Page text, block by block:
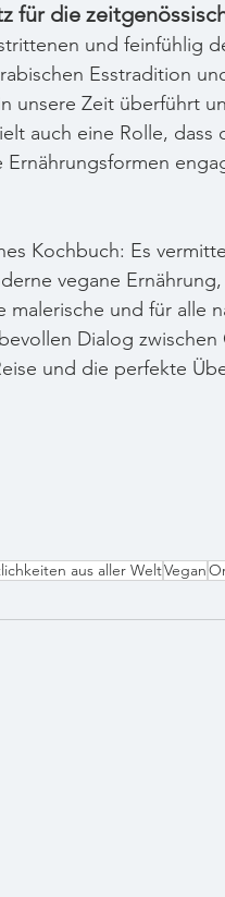
für die
und feinfühlig
Esstradition
unsere Zeit überführt
auch eine Rolle, dass
Kochbuch: Es
vegane
und für alle
Dialog
und die perfekte
aus aller WeltVegan